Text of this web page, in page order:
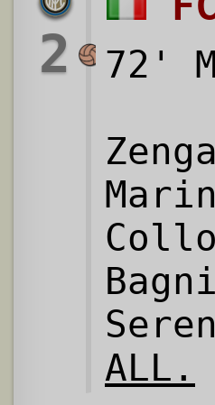
2
72'
ALL.